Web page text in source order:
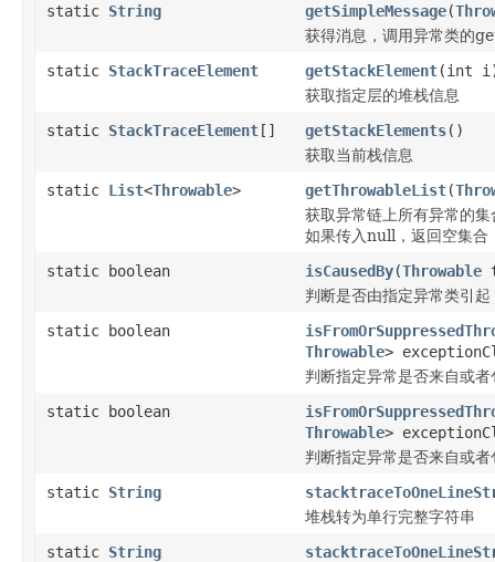
static String getSimpleMessage(
获得消息，调用异常类的
static StackTraceElement getStackElement(int
获取指定层的堆栈信息
static StackTraceElement[] getStackElements()
获取当前栈信息
static List<Throwable> getThrowableList(
获取异常链上所有异常的集
如果传入null，返回空集合
static boolean
isCausedBy(Throwable
判断是否由指定异常类引起
static boolean
Throwable>
判断指定异常是否来自或
static boolean
Throwable>
判断指定异常是否来自或
static String
堆栈转为单行完整字符串
static String